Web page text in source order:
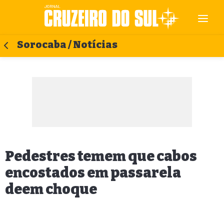
Sorocaba / Notícias
Pedestres temem que cabos
encostados em passarela
deem choque